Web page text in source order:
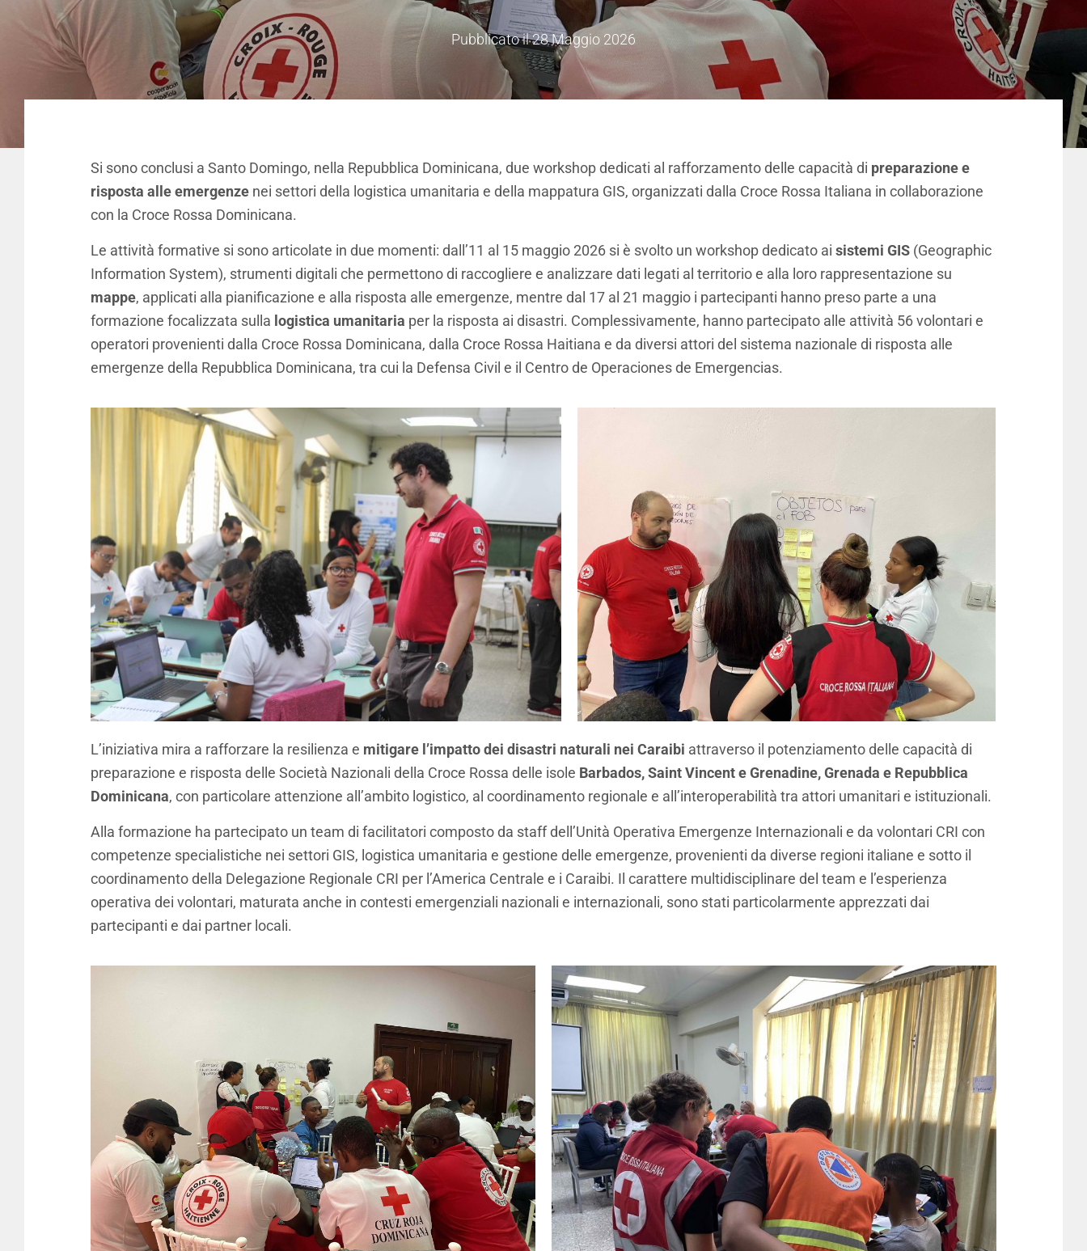
Pubblicato il28 Maggio 2026
Si sono conclusi a Santo Domingo, nella Repubblica Dominicana, due workshop dedicati al rafforzamento delle capacità di preparazione e
risposta alle emergenze nei settori della logistica umanitaria e della mappatura GIS, organizzati dalla Croce Rossa Italiana in collaborazione
con la Croce Rossa Dominicana.
Le attività formative si sono articolate in due momenti: dall’11 al 15 maggio 2026 si è svolto un workshop dedicato ai sistemi GIS (Geographic
Information System), strumenti digitali che permettono di raccogliere e analizzare dati legati al territorio e alla loro rappresentazione su
mappe, applicati alla pianificazione e alla risposta alle emergenze, mentre dal 17 al 21 maggio i partecipanti hanno preso parte a una
formazione focalizzata sulla logistica umanitaria per la risposta ai disastri. Complessivamente, hanno partecipato alle attività 56 volontari e
operatori provenienti dalla Croce Rossa Dominicana, dalla Croce Rossa Haitiana e da diversi attori del sistema nazionale di risposta alle
emergenze della Repubblica Dominicana, tra cui la Defensa Civil e il Centro de Operaciones de Emergencias.
L’iniziativa mira a rafforzare la resilienza e mitigare l’impatto dei disastri naturali nei Caraibi attraverso il potenziamento delle capacità di
preparazione e risposta delle Società Nazionali della Croce Rossa delle isole Barbados, Saint Vincent e Grenadine, Grenada e Repubblica
Dominicana, con particolare attenzione all’ambito logistico, al coordinamento regionale e all’interoperabilità tra attori umanitari e istituzionali.
Alla formazione ha partecipato un team di facilitatori composto da staff dell’Unità Operativa Emergenze Internazionali e da volontari CRI con
competenze specialistiche nei settori GIS, logistica umanitaria e gestione delle emergenze, provenienti da diverse regioni italiane e sotto il
coordinamento della Delegazione Regionale CRI per l’America Centrale e i Caraibi. Il carattere multidisciplinare del team e l’esperienza
operativa dei volontari, maturata anche in contesti emergenziali nazionali e internazionali, sono stati particolarmente apprezzati dai
partecipanti e dai partner locali.